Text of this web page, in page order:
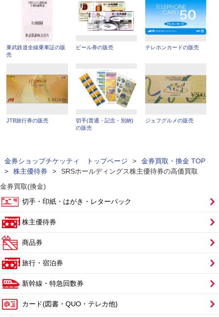
東武鉄道全線乗車証の販
売
ビール券の販売 テレホンカードの販売
JTB旅行券の販売
切手(普通・記念・別納)
の販売
ジェフグルメの販売
金券ショップチケッティ トップページ >
金券買取・換金 TOP
>
株主優待券 >
SRSホールディングス株主優待券の高価買取
金券買取(換金)
切手・印紙・はがき・レターパック
株主優待券
商品券
旅行・宿泊券
新幹線・特急回数券
カード(図書・QUO・テレカ他)